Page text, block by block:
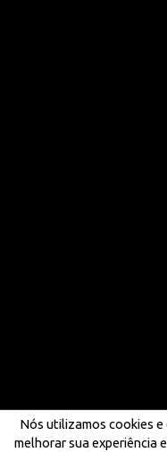
Nós utilizamos cookies
melhorar sua experiência